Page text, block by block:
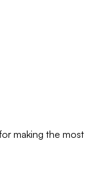
making the most